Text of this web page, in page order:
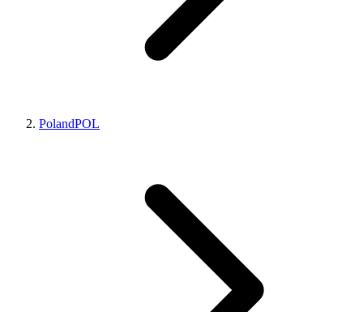
PolandPOL